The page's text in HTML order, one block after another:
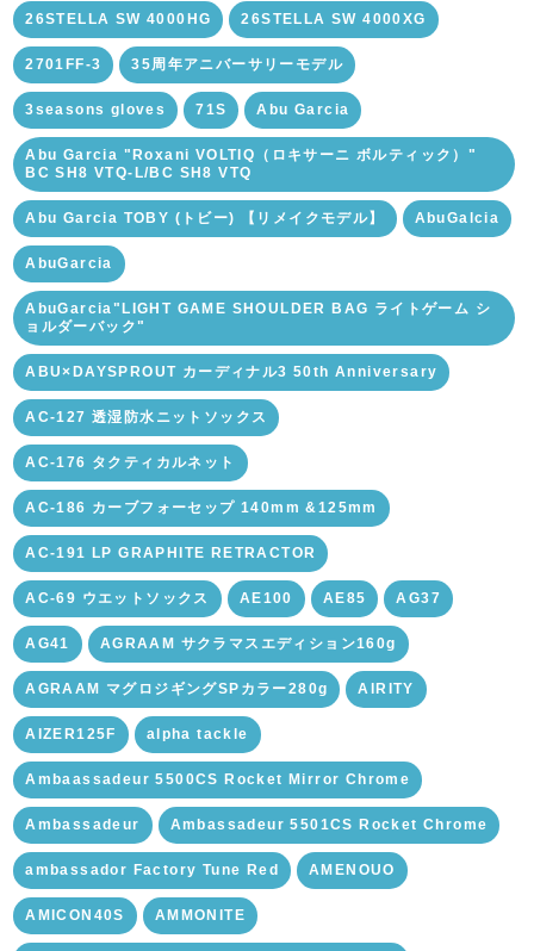
26STELLA SW 4000HG 26STELLA SW 4000XG
2701FF-3 35周年アニバーサリーモデル
3seasons gloves 71S Abu Garcia
Abu Garcia "Roxani VOLTIQ（ロキサーニ ボルティック）"
BC SH8 VTQ-L/BC SH8 VTQ
Abu Garcia TOBY (トビー) 【リメイクモデル】 AbuGalcia
AbuGarcia
AbuGarcia"LIGHT GAME SHOULDER BAG ライトゲーム シ
ョルダーバック"
ABU×DAYSPROUT カーディナル3 50th Anniversary
AC-127 透湿防水ニットソックス
AC-176 タクティカルネット
AC-186 カーブフォーセップ 140mm &125mm
AC-191 LP GRAPHITE RETRACTOR
AC-69 ウエットソックス AE100 AE85 AG37
AG41 AGRAAM サクラマスエディション160g
AGRAAM マグロジギングSPカラー280g AIRITY
AIZER125F alpha tackle
Ambaassadeur 5500CS Rocket Mirror Chrome
Ambassadeur Ambassadeur 5501CS Rocket Chrome
ambassador Factory Tune Red AMENOUO
AMICON40S AMMONITE